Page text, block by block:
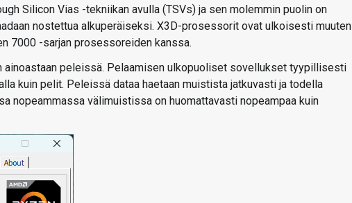
Silicon Vias -tekniikan avulla (TSVs) ja sen molemmin puolin on
nostettua alkuperäiseksi. X3D-prosessorit ovat ulkoisesti muuten
7000 -sarjan prosessoreiden kanssa.
ainoastaan peleissä. Pelaamisen ulkopuoliset sovellukset tyypillisesti
kuin pelit. Peleissä dataa haetaan muistista jatkuvasti ja todella
nopeammassa välimuistissa on huomattavasti nopeampaa kuin